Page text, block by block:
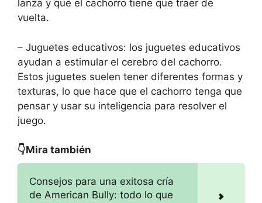
lanza y que el cachorro tiene que traer de
vuelta.
– Juguetes educativos: los juguetes educativos
ayudan a estimular el cerebro del cachorro.
Estos juguetes suelen tener diferentes formas y
texturas, lo que hace que el cachorro tenga que
pensar y usar su inteligencia para resolver el
juego.
👇Mira también
Consejos para una exitosa cría
de American Bully: todo lo que